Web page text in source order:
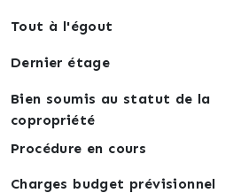
Tout à l'égout
Dernier étage
Bien soumis au statut de la
copropriété
Procédure en cours
Charges budget prévisionnel